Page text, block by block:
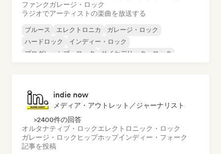
ファンクガレージ・ロック
ラジオでアーティストの楽曲を放送する
ブルース エレクトロニカ
ガレージ・ロック
ハードロック
インディー・ロック
プログレッシブ・ロック
サイケデリック・ロック
indie now
メディア・アウトレット／ジャーナリスト
>2400件の回答
オルタナティブ・ロックエレクトロニック・ロック
ガレージ・ロック ヒップホップインディー・フォーク
記事を投稿